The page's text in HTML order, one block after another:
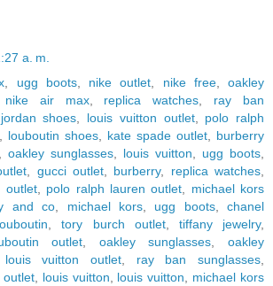
a. m.
ugg boots, nike outlet nike free,oakley
nike air max, replica watches
ray ban
jordan shoes louis vuitton outlet, polo ralph
louboutin shoes kate spade outlet
burberry
oakley sunglasses louis vuitton ugg boots
gucci outlet burberry, replica watches
outlet, polo ralph lauren outlet
michael kors
and co michael kors, ugg boots, chanel
,tory burch outlet, tiffany jewelry,
outlet
oakley sunglasses ,oakley
louis vuitton outlet ray ban sunglasses
outlet, louis vuitton louis vuitton
michael kors